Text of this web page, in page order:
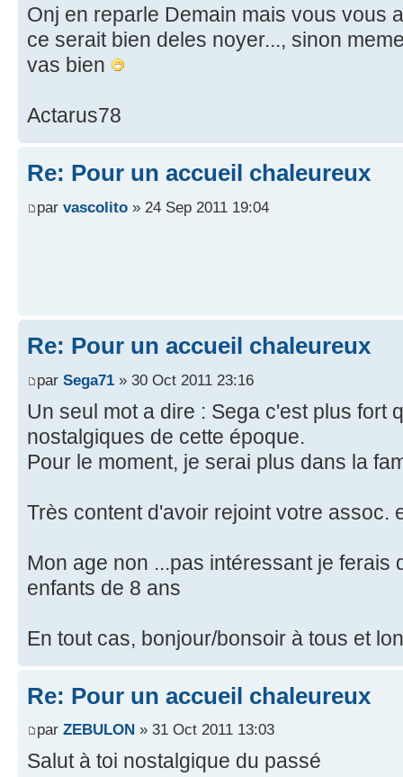
Onj en reparle Demain mais vous vous
ce serait bien deles noyer..., sinon
vas bien
Actarus78
Re: Pour un accueil chaleureux
par vascolito » 24 Sep 2011 19:04
Re: Pour un accueil chaleureux
par Sega71 » 30 Oct 2011 23:16
Un seul mot a dire : Sega c'est plus fort
nostalgiques de cette époque.
Pour le moment, je serai plus dans la
Très content d'avoir rejoint votre assoc.
Mon age non ...pas intéressant je ferais
enfants de 8 ans
En tout cas, bonjour/bonsoir à tous et
Re: Pour un accueil chaleureux
par ZEBULON » 31 Oct 2011 13:03
Salut à toi nostalgique du passé